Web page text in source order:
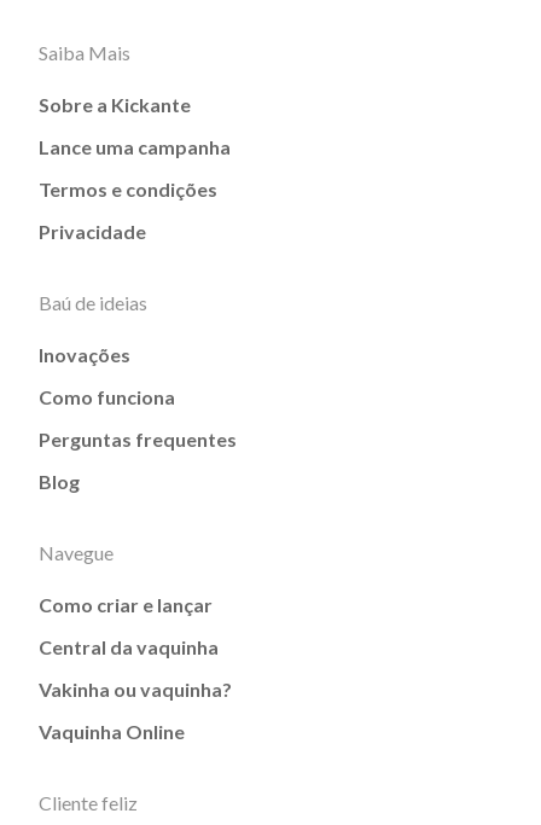
Saiba Mais
Sobre a Kickante
Lance uma campanha
Termos e condições
Privacidade
Baú de ideias
Inovações
Como funciona
Perguntas frequentes
Blog
Navegue
Como criar e lançar
Central da vaquinha
Vakinha ou vaquinha?
Vaquinha Online
Cliente feliz